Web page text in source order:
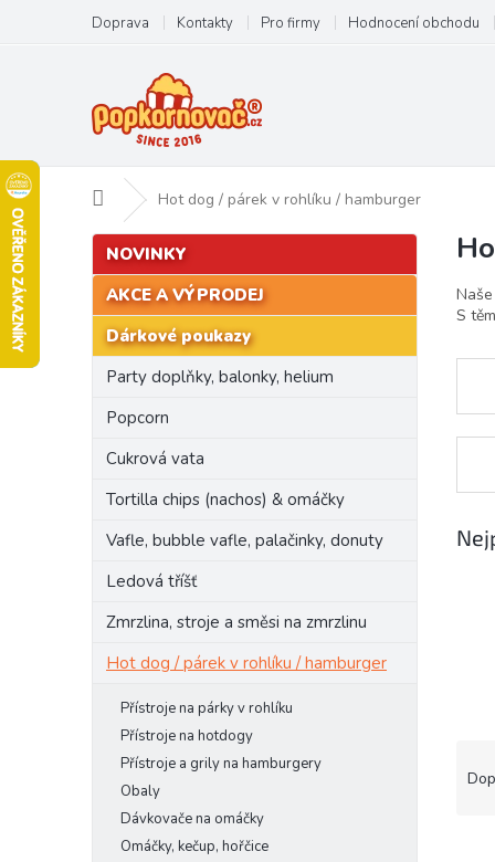
obsah
Doprava Kontakty Pro firmy Hodnocení obchodu
Domů Hot dog / párek v rohlíku / hamburger
P
o
t
Přeskočit
kategorie
NOVINKY
AKCE A VÝPRODEJ
Dárkové poukazy
Party doplňky, balonky, helium
Popcorn
Cukrová vata
Tortilla chips (nachos) & omáčky
Vafle, bubble vafle, palačinky, donuty
Ledová tříšť
Zmrzlina, stroje a směsi na zmrzlinu
Hot dog / párek v rohlíku / hamburger
Přístroje na párky v rohlíku
Přístroje na hotdogy
Přístroje a grily na hamburgery
Obaly
Dávkovače na omáčky
Omáčky, kečup, hořčice
S